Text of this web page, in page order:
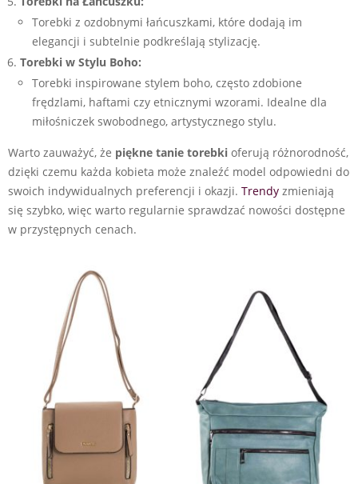
Torebki z ozdobnymi łańcuszkami, które dodają im
elegancji i subtelnie podkreślają stylizację.
Torebki w Stylu Boho:
Torebki inspirowane stylem boho, często zdobione
frędzlami, haftami czy etnicznymi wzorami. Idealne dla
miłośniczek swobodnego, artystycznego stylu.
Warto zauważyć, że piękne tanie torebki oferują różnorodność,
dzięki czemu każda kobieta może znaleźć model odpowiedni do
swoich indywidualnych preferencji i okazji. Trendy zmieniają
się szybko, więc warto regularnie sprawdzać nowości dostępne
w przystępnych cenach.